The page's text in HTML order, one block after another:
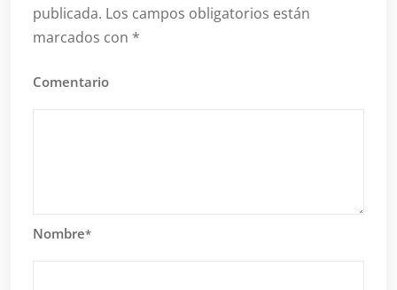
publicada. Los campos obligatorios están
marcados con *
Comentario
Nombre*